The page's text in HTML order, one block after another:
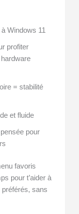
Windows 11
profiter
= stabilité
et fluide
pour
favoris
pour t’aider à
sans